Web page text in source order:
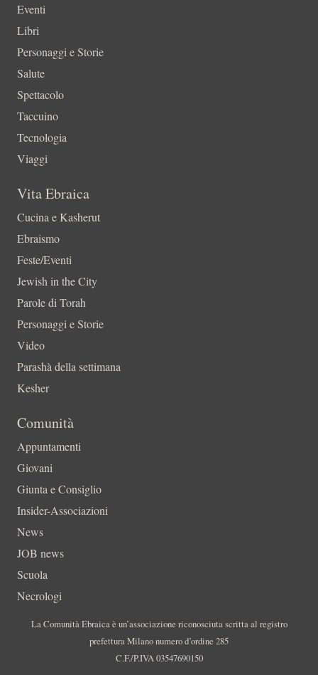
Eventi
Libri
Personaggi e Storie
Salute
Spettacolo
Taccuino
Tecnologia
Viaggi
Vita Ebraica
Cucina e Kasherut
Ebraismo
Feste/Eventi
Jewish in the City
Parole di Torah
Personaggi e Storie
Video
Parashà della settimana
Kesher
Comunità
Appuntamenti
Giovani
Giunta e Consiglio
Insider-Associazioni
News
JOB news
Scuola
Necrologi
La Comunità Ebraica è un’associazione riconosciuta scritta al registro
prefettura Milano numero d’ordine 285
C.F./P.IVA 03547690150